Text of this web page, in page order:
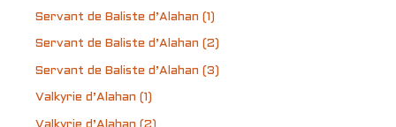
Servant de Baliste d’Alahan (1)
Servant de Baliste d’Alahan (2)
Servant de Baliste d’Alahan (3)
Valkyrie d’Alahan (1)
Valkyrie d’Alahan (2)